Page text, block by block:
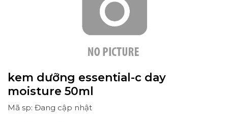
kem dưỡng essential-c day
moisture 50ml
Mã sp: Đang cập nhật